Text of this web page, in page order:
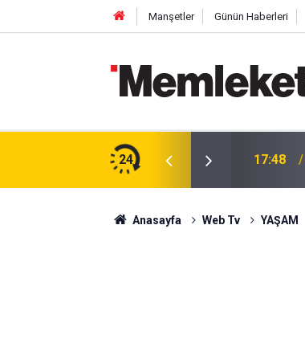
Manşetler Günün Haberleri
24
Cuma Çıkışı Soğuk Karpuz 17:48
Anasayfa Web Tv YAŞAM